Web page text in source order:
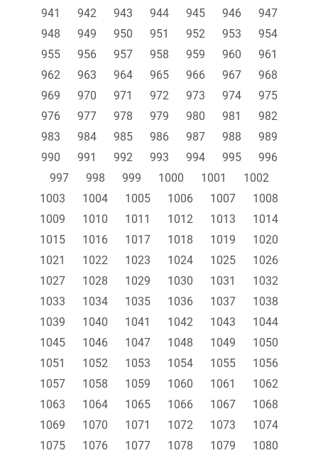
941
942 943 944 945 946
947
948
949 950 951 952 953
954
955
956 957 958 959 960
961
962
963 964 965 966 967
968
969
970 971 972 973 974
975
976
977 978 979 980 981
982
983
984 985 986 987 988
989
990
991 992 993 994 995
996
997
998 999 1000 1001
1002
1003
1004 1005 1006 1007
1008
1009
1010 1011 1012 1013
1014
1015
1016 1017 1018 1019
1020
1021
1022 1023 1024 1025
1026
1027
1028 1029 1030 1031
1032
1033
1034 1035 1036 1037
1038
1039
1040 1041 1042 1043
1044
1045
1046 1047 1048 1049
1050
1051
1052 1053 1054 1055
1056
1057
1058 1059 1060 1061
1062
1063
1064 1065 1066 1067
1068
1069
1070 1071 1072 1073
1074
1075
1076 1077 1078 1079
1080